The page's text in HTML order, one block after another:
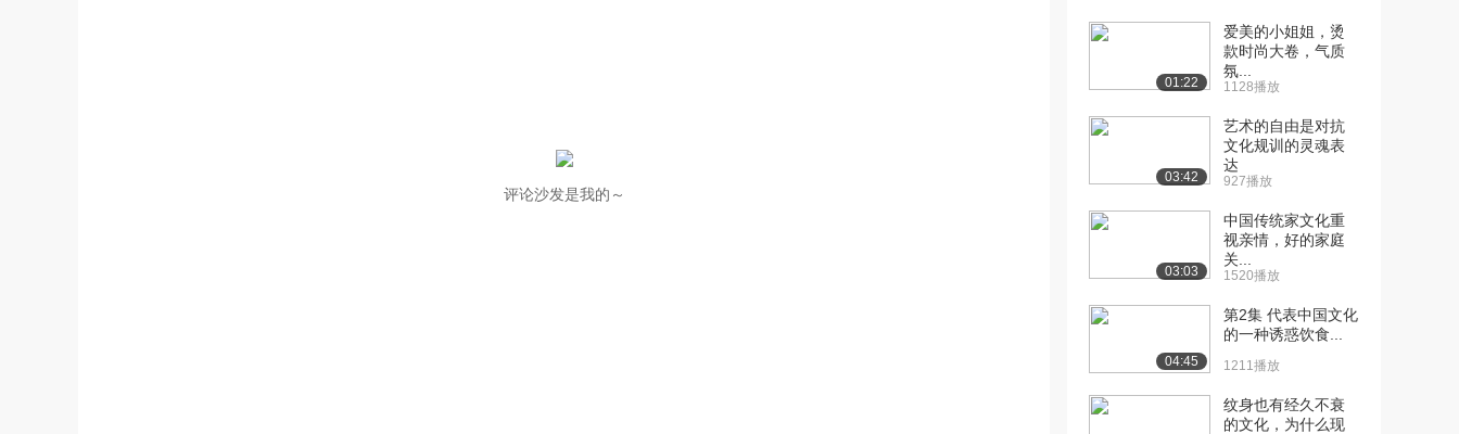
评论沙发是我的～
（上）
[14] 职场礼仪（一）
（下）
[15] 职场礼仪（二）
（上）
45.0万播放
[16] 职场礼仪（二）
3.5万播放
[17] 社交礼仪（一）
53.4万播放
01:22
爱美的小姐姐，烫
款时尚大卷，气质
氛...
1128播放
03:42
艺术的自由是对抗
文化规训的灵魂表
达
927播放
03:03
中国传统家文化重
视亲情，好的家庭
关...
1520播放
04:45
第2集 代表中国文化
的一种诱惑饮食...
1211播放
纹身也有经久不衰
的文化，为什么现